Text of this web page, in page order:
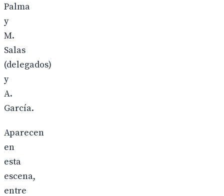
Palma
y
M.
Salas
(delegados)
y
A.
García.
Aparecen
en
esta
escena,
entre